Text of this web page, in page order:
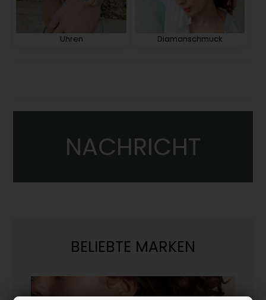
Uhren Diamanschmuck
NACHRICHT
BELIEBTE MARKEN